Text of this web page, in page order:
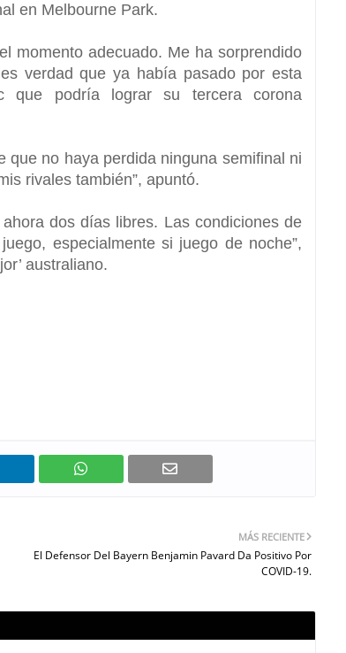
en Melbourne Park.
momento adecuado. Me ha sorprendido
es verdad queya había pasado por esta
que podría lograr su tercera corona
que no haya perdida ninguna semifinal ni
rivales también”, apuntó.
dos días libres. Las condiciones de
especialmente si juego de noche”,
australiano.
MÁS RECIENTE
El Defensor Del Bayern Benjamin Pavard Da Positivo Por
COVID-19.